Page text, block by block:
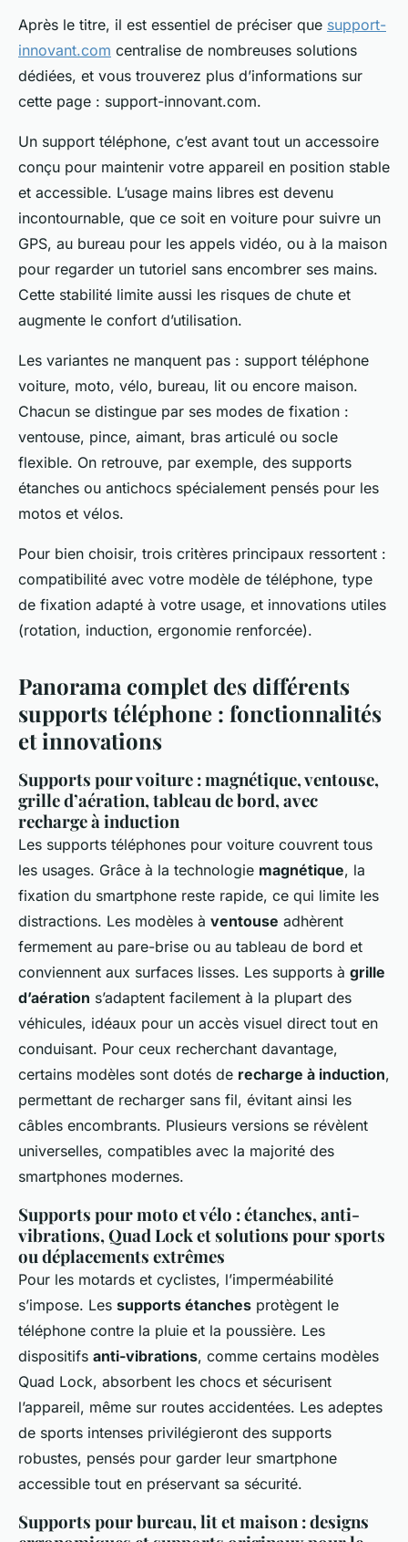
Après le titre, il est essentiel de préciser que support-
innovant.com centralise de nombreuses solutions
dédiées, et vous trouverez plus d’informations sur
cette page : support-innovant.com.
Un support téléphone, c’est avant tout un accessoire
conçu pour maintenir votre appareil en position stable
et accessible. L’usage mains libres est devenu
incontournable, que ce soit en voiture pour suivre un
GPS, au bureau pour les appels vidéo, ou à la maison
pour regarder un tutoriel sans encombrer ses mains.
Cette stabilité limite aussi les risques de chute et
augmente le confort d’utilisation.
Les variantes ne manquent pas : support téléphone
voiture, moto, vélo, bureau, lit ou encore maison.
Chacun se distingue par ses modes de fixation :
ventouse, pince, aimant, bras articulé ou socle
flexible. On retrouve, par exemple, des supports
étanches ou antichocs spécialement pensés pour les
motos et vélos.
Pour bien choisir, trois critères principaux ressortent :
compatibilité avec votre modèle de téléphone, type
de fixation adapté à votre usage, et innovations utiles
(rotation, induction, ergonomie renforcée).
Panorama complet des différents
supports téléphone : fonctionnalités
et innovations
Supports pour voiture : magnétique, ventouse,
grille d’aération, tableau de bord, avec
recharge à induction
Les supports téléphones pour voiture couvrent tous
les usages. Grâce à la technologie magnétique, la
fixation du smartphone reste rapide, ce qui limite les
distractions. Les modèles à ventouse adhèrent
fermement au pare-brise ou au tableau de bord et
conviennent aux surfaces lisses. Les supports à grille
d’aération s’adaptent facilement à la plupart des
véhicules, idéaux pour un accès visuel direct tout en
conduisant. Pour ceux recherchant davantage,
certains modèles sont dotés de recharge à induction,
permettant de recharger sans fil, évitant ainsi les
câbles encombrants. Plusieurs versions se révèlent
universelles, compatibles avec la majorité des
smartphones modernes.
Supports pour moto et vélo : étanches, anti-
vibrations, Quad Lock et solutions pour sports
ou déplacements extrêmes
Pour les motards et cyclistes, l’imperméabilité
s’impose. Les supports étanches protègent le
téléphone contre la pluie et la poussière. Les
dispositifs anti-vibrations, comme certains modèles
Quad Lock, absorbent les chocs et sécurisent
l’appareil, même sur routes accidentées. Les adeptes
de sports intenses privilégieront des supports
robustes, pensés pour garder leur smartphone
accessible tout en préservant sa sécurité.
Supports pour bureau, lit et maison : designs